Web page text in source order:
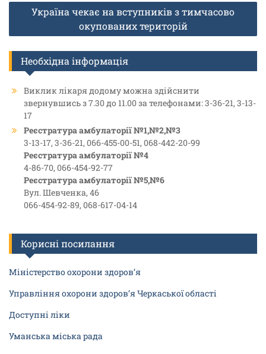
Україна чекає на вступників з тимчасово
окупованих територій
Необхідна інформація
Виклик лікаря додому можна здійснити
звернувшись з 7.30 до 11.00 за телефонами: 3-36-21, 3-13-
17
Реєстратура амбулаторії №1,№2,№3
3-13-17, 3-36-21, 066-455-00-51, 068-442-20-99
Реєстратура амбулаторії №4
4-86-70, 066-454-92-77
Реєстратура амбулаторії №5,№6
Вул. Шевченка, 46
066-454-92-89, 068-617-04-14
Корисні посилання
Міністерство охорони здоров’я
Управління охорони здоров’я Черкаської області
Доступні ліки
Уманська міська рада